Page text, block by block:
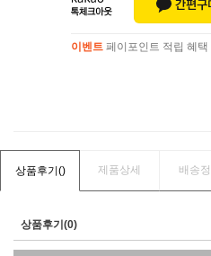
이벤트 페이포인트 적립 혜택
상품후기() 제품상세 배송
상품후기(0)